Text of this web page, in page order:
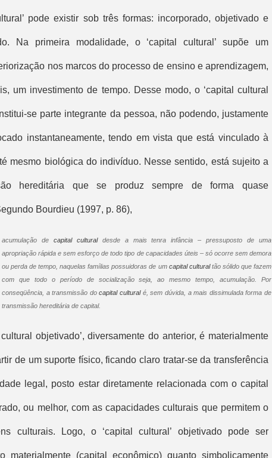
’ pode existir sob três formas: incorporado, objetivado e
Na primeira modalidade, o ‘capital cultural ’ supõe um
nos marcos do processo de ensino e aprendizagem,
um investimento de tempo. Desse modo, o ‘capital cultural
se parte integrante da pessoa, não podendo, justamente
instantaneamente, tendo em vista que está vinculado à
mesmo biológica do indivíduo. Nesse sentido, está sujeito a
hereditária que se produz sempre de forma quase
Bourdieu (1997, p. 86),
acumulação de capital culturaldesde a mais tenra infância – pressuposto de uma
apropriação rápida e sem esforço de todo tipo de capacidades úteis – só ocorre sem demora
ou perda de tempo, naquelas famílias possuidoras de um capital culturaltão sólido que fazem
com que todo o período de socialização seja, ao mesmo tempo, acumulação. Por
conseqüência, a transmissão docapital culturalé, sem dúvida, a mais dissimulada forma de
transmissão hereditária de capital.
objetivado’, diversamente do anterior, é materialmente
de um suporte físico, ficando claro tratar-se da transferência
legal, posto estar diretamente relacionada com o capital
ou melhor, com as capacidades culturais que permitem o
culturais. Logo, o ‘capital cultural ’ objetivado pode ser
materialmente (capital econômico) quanto simbolicamente